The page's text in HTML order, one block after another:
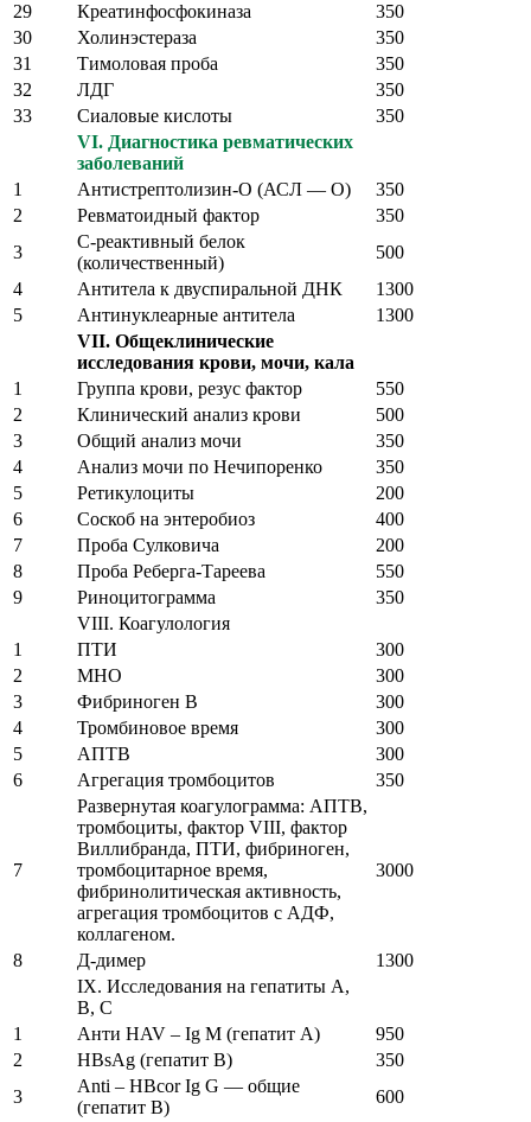
29
Креатинфосфокиназа
350
30
Холинэстераза
350
31
Тимоловая проба
350
32
ЛДГ
350
33
Сиаловые кислоты
350
VI. Диагностика ревматических
заболеваний
1
Антистрептолизин-О (АСЛ — О)
350
2
Ревматоидный фактор
350
3
С-реактивный белок
(количественный)
500
4
Антитела к двуспиральной ДНК
1300
5
Антинуклеарные антитела
1300
VII. Общеклинические
исследования крови, мочи, кала
1
Группа крови, резус фактор
550
2
Клинический анализ крови
500
3
Общий анализ мочи
350
4
Анализ мочи по Нечипоренко
350
5
Ретикулоциты
200
6
Соскоб на энтеробиоз
400
7
Проба Сулковича
200
8
Проба Реберга-Тареева
550
9
Риноцитограмма
350
VIII. Коагулология
1
ПТИ
300
2
МНО
300
3
Фибриноген В
300
4
Тромбиновое время
300
5
АПТВ
300
6
Агрегация тромбоцитов 350
7
Развернутая коагулограмма: АПТВ,
тромбоциты, фактор VIII, фактор
Виллибранда, ПТИ, фибриноген,
тромбоцитарное время,
фибринолитическая активность,
агрегация тромбоцитов с АДФ,
коллагеном.
3000
8 Д-димер
1300
IX. Исследования на гепатиты А,
В, С
1
Анти HAV – Ig M (гепатит А)
950
2
HBsAg (гепатит В)
350
3
Anti – HBcor Ig G — общие
(гепатит В)
600